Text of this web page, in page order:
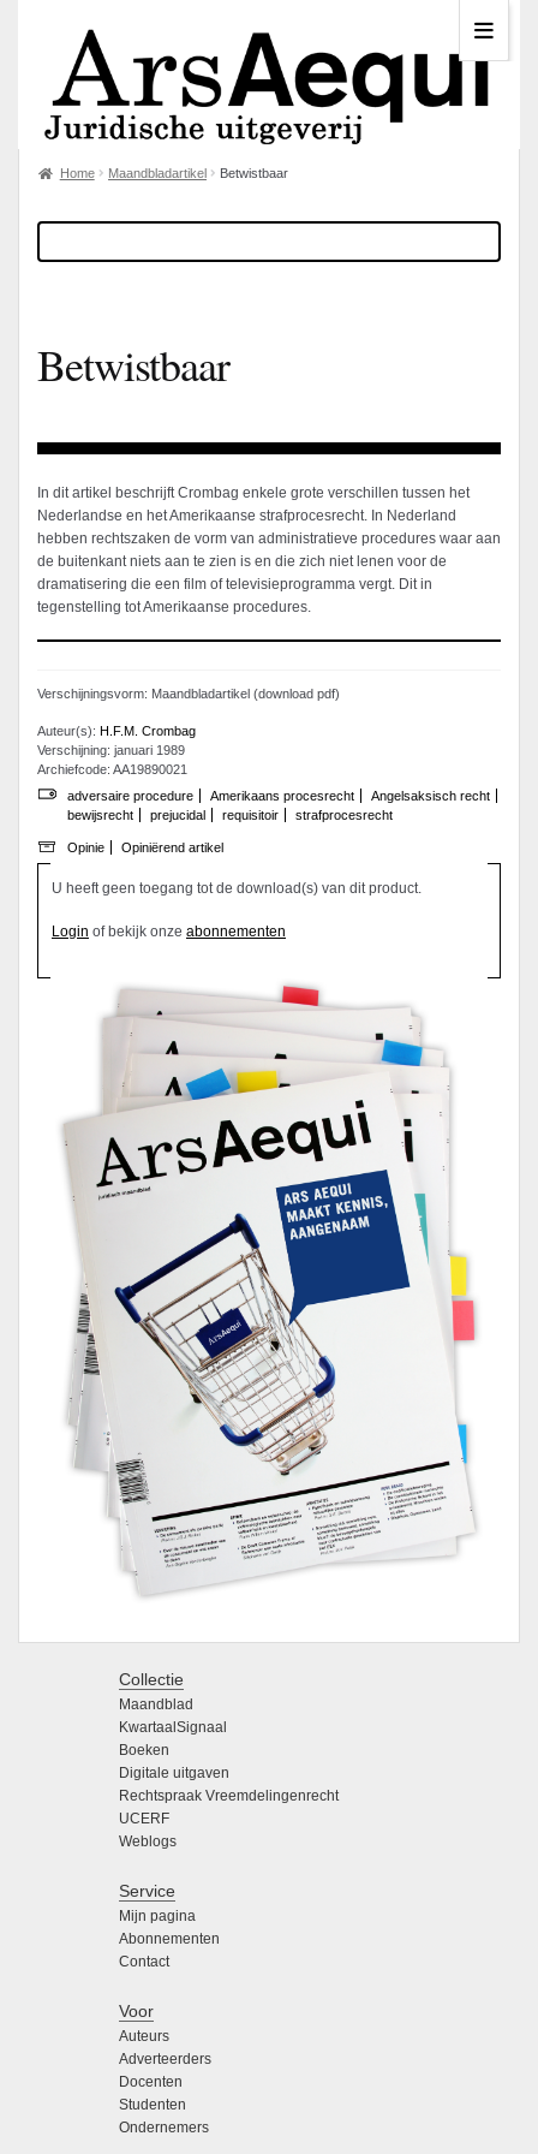
Home Maandbladartikel Betwistbaar
Betwistbaar
In dit artikel beschrijft Crombag enkele grote verschillen tussen het
Nederlandse en het Amerikaanse strafprocesrecht. In Nederland
hebben rechtszaken de vorm van administratieve procedures waar aan
de buitenkant niets aan te zien is en die zich niet lenen voor de
dramatisering die een film of televisieprogramma vergt. Dit in
tegenstelling tot Amerikaanse procedures.
Verschijningsvorm: Maandbladartikel (download pdf)
Auteur(s): H.F.M. Crombag
Verschijning: januari 1989
Archiefcode: AA19890021
adversaire procedure
Amerikaans procesrecht
Angelsaksisch recht
bewijsrecht
prejucidal requisitoir strafprocesrecht
Opinie Opiniërend artikel
U heeft geen toegang tot de download(s) van dit product.
Login of bekijk onze abonnementen
Collectie
Maandblad
KwartaalSignaal
Boeken
Digitale uitgaven
Rechtspraak Vreemdelingenrecht
UCERF
Weblogs
Service
Mijn pagina
Abonnementen
Contact
Voor
Auteurs
Adverteerders
Docenten
Studenten
Ondernemers